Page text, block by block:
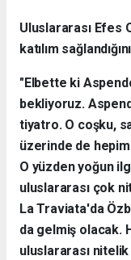
Uluslararası Efes
katılım
"Elbette ki
bekliyoruz.
tiyatro. O coşku,
üzerinde de
O yüzden yoğun
uluslararası çok
La Traviata'da
da gelmiş olacak.
uluslararası nitelik